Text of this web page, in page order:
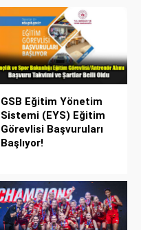
GSB Eğitim Yönetim
Sistemi (EYS) Eğitim
Görevlisi Başvuruları
Başlıyor!